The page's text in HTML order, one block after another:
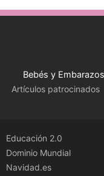
Bebés y
Artículos patrocinados
Educación 2.0
Dominio Mundial
Navidad.es